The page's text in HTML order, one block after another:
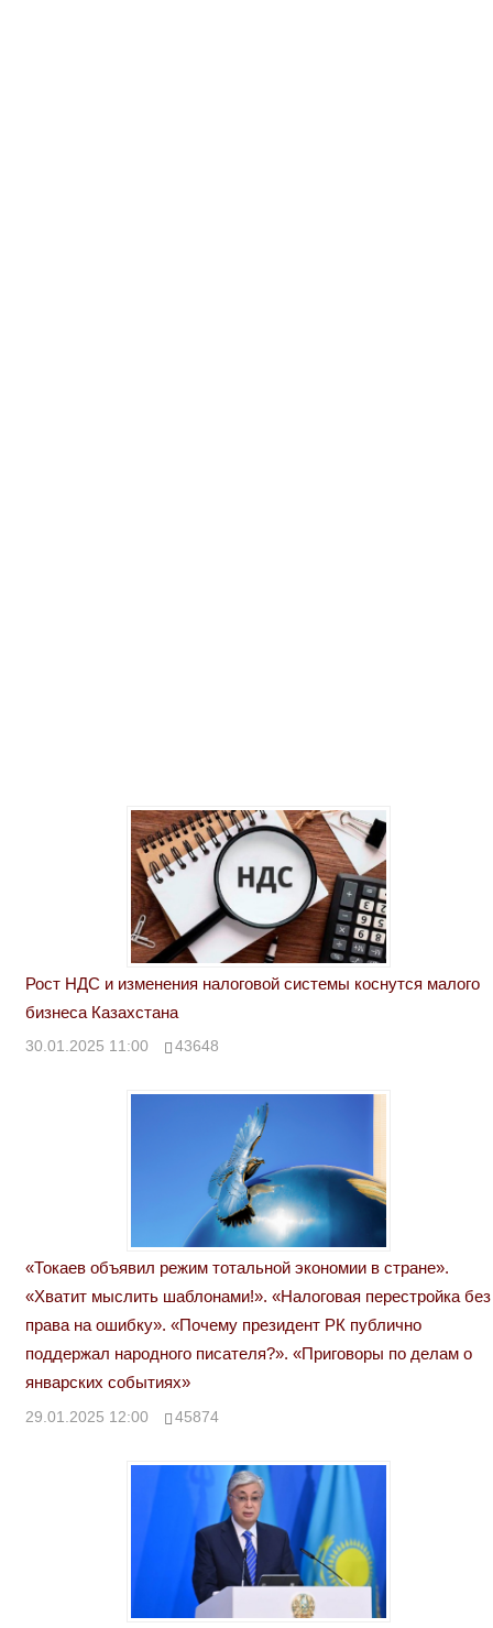
Рост НДС и изменения налоговой системы коснутся малого
бизнеса Казахстана
30.01.2025 11:00 43648
«Токаев объявил режим тотальной экономии в стране».
«Хватит мыслить шаблонами!». «Налоговая перестройка без
права на ошибку». «Почему президент РК публично
поддержал народного писателя?». «Приговоры по делам о
январских событиях»
29.01.2025 12:00 45874